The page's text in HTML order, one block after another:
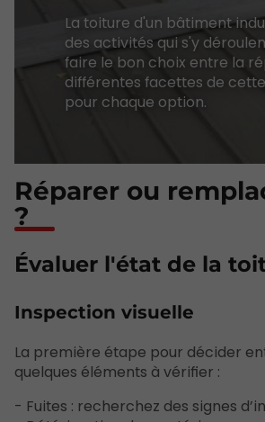
La toiture d'un bâtiment
des activités qui s'y
faire le bon choix entre la
différentes facettes de
pour chaque option.
Réparer ou
?
Évaluer l'état de la
Inspection visuelle
La première étape pour décider
quelques éléments à vérifier :
- Fuites : recherchez des signes